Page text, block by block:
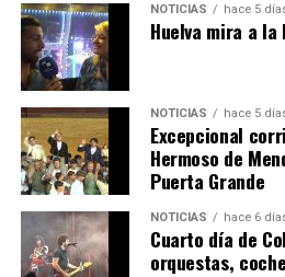
6º DÍA DE LAS FIESTAS
hace 4 días Huelvatv
NOTICIAS hace 5
Huelva mira a la
NOTICIAS hace 5
Excepcional
Hermoso de
Puerta Grande
NOTICIAS hace 6
Cuarto día de
orquestas,